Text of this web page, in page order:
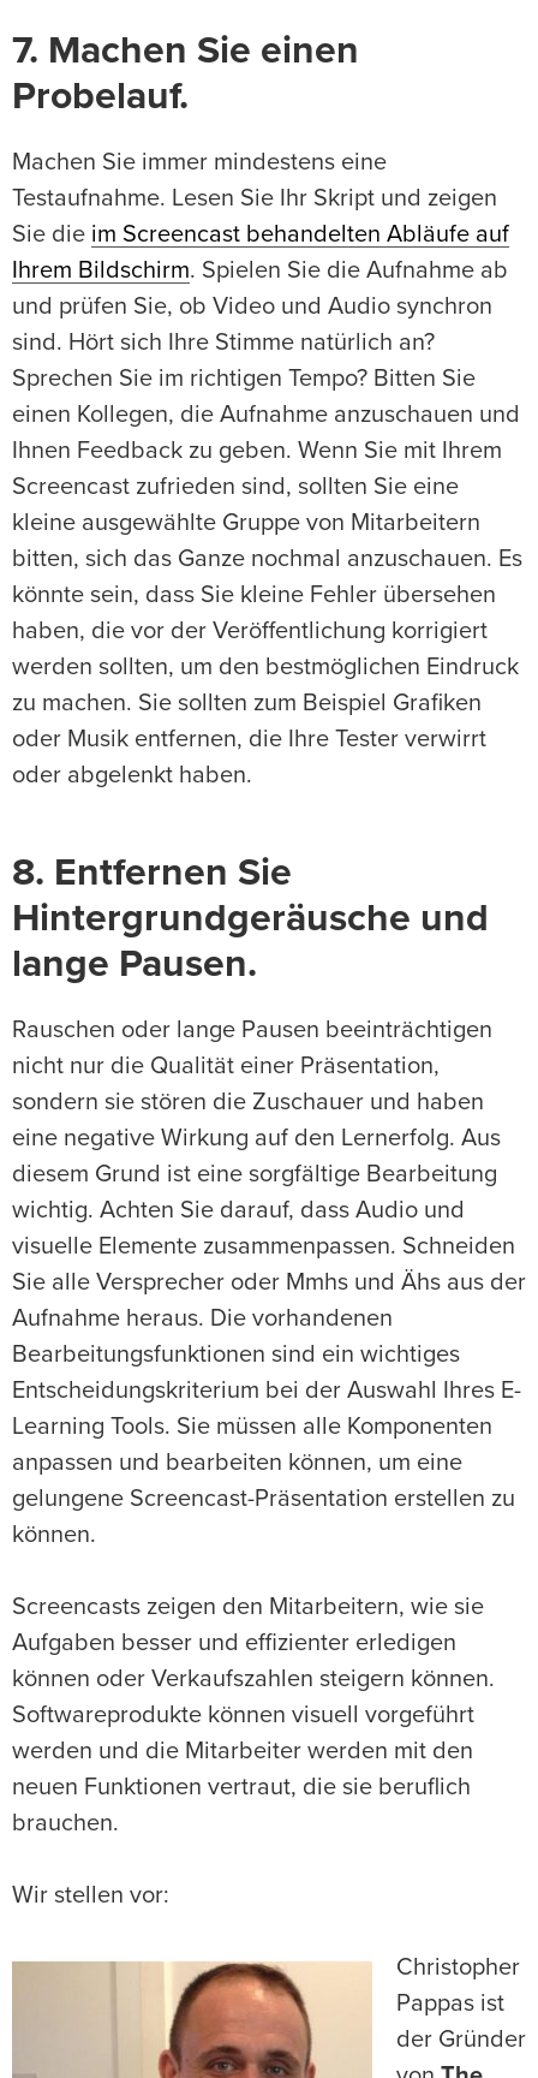
7. Machen Sie einen
Probelauf.
Machen Sie immer mindestens eine
Testaufnahme. Lesen Sie Ihr Skript und zeigen
Sie die im Screencast behandelten Abläufe auf
Ihrem Bildschirm. Spielen Sie die Aufnahme ab
und prüfen Sie, ob Video und Audio synchron
sind. Hört sich Ihre Stimme natürlich an?
Sprechen Sie im richtigen Tempo? Bitten Sie
einen Kollegen, die Aufnahme anzuschauen und
Ihnen Feedback zu geben. Wenn Sie mit Ihrem
Screencast zufrieden sind, sollten Sie eine
kleine ausgewählte Gruppe von Mitarbeitern
bitten, sich das Ganze nochmal anzuschauen. Es
könnte sein, dass Sie kleine Fehler übersehen
haben, die vor der Veröffentlichung korrigiert
werden sollten, um den bestmöglichen Eindruck
zu machen. Sie sollten zum Beispiel Grafiken
oder Musik entfernen, die Ihre Tester verwirrt
oder abgelenkt haben.
8. Entfernen Sie
Hintergrundgeräusche und
lange Pausen.
Rauschen oder lange Pausen beeinträchtigen
nicht nur die Qualität einer Präsentation,
sondern sie stören die Zuschauer und haben
eine negative Wirkung auf den Lernerfolg. Aus
diesem Grund ist eine sorgfältige Bearbeitung
wichtig. Achten Sie darauf, dass Audio und
visuelle Elemente zusammenpassen. Schneiden
Sie alle Versprecher oder Mmhs und Ähs aus der
Aufnahme heraus. Die vorhandenen
Bearbeitungsfunktionen sind ein wichtiges
Entscheidungskriterium bei der Auswahl Ihres E-
Learning Tools. Sie müssen alle Komponenten
anpassen und bearbeiten können, um eine
gelungene Screencast-Präsentation erstellen zu
können.
Screencasts zeigen den Mitarbeitern, wie sie
Aufgaben besser und effizienter erledigen
können oder Verkaufszahlen steigern können.
Softwareprodukte können visuell vorgeführt
werden und die Mitarbeiter werden mit den
neuen Funktionen vertraut, die sie beruflich
brauchen.
Wir stellen vor:
Christopher
Pappas ist
der Gründer